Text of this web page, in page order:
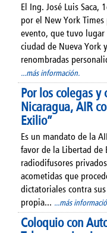
El Ing. José Luis Saca,
por el New York
evento, que tuvo
ciudad de Nueva York
renombradas
...más información.
Por los colegas y
Nicaragua, AIR
Exilio”
Es un mandato de la
favor de la Libertad de
radiodifusores
acometidas que
dictatoriales contra
propia... ...más
Coloquio con